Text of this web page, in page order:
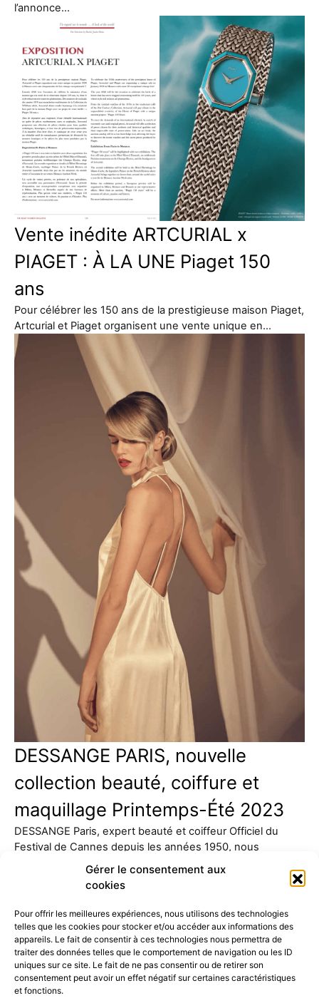
Gérer le consentement aux
cookies
Pour offrir les meilleures expériences, nous utilisons des technologies
telles que les cookies pour stocker et/ou accéder aux informations des
appareils. Le fait de consentir à ces technologies nous permettra de
traiter des données telles que le comportement de navigation ou les ID
uniques sur ce site. Le fait de ne pas consentir ou de retirer son
consentement peut avoir un effet négatif sur certaines caractéristiques
et fonctions.
l’annonce…
Vente inédite ARTCURIAL x
PIAGET : À LA UNE Piaget 150
ans
Pour célébrer les 150 ans de la prestigieuse maison Piaget,
Artcurial et Piaget organisent une vente unique en…
DESSANGE PARIS, nouvelle
collection beauté, coiffure et
maquillage Printemps-Été 2023
DESSANGE Paris, expert beauté et coiffeur Officiel du
Festival de Cannes depuis les années 1950, nous
52K 15K